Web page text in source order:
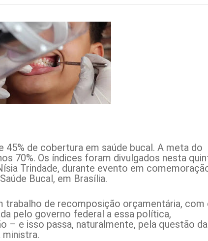
de cobertura em saúde bucal. A meta do
70%. Os índices foram divulgados nesta
Trindade, durante evento em
Bucal, em Brasília.
trabalho de recomposição orçamentária, com
pelo governo federal a essa política,
– e isso passa, naturalmente, pela questão da
ministra.